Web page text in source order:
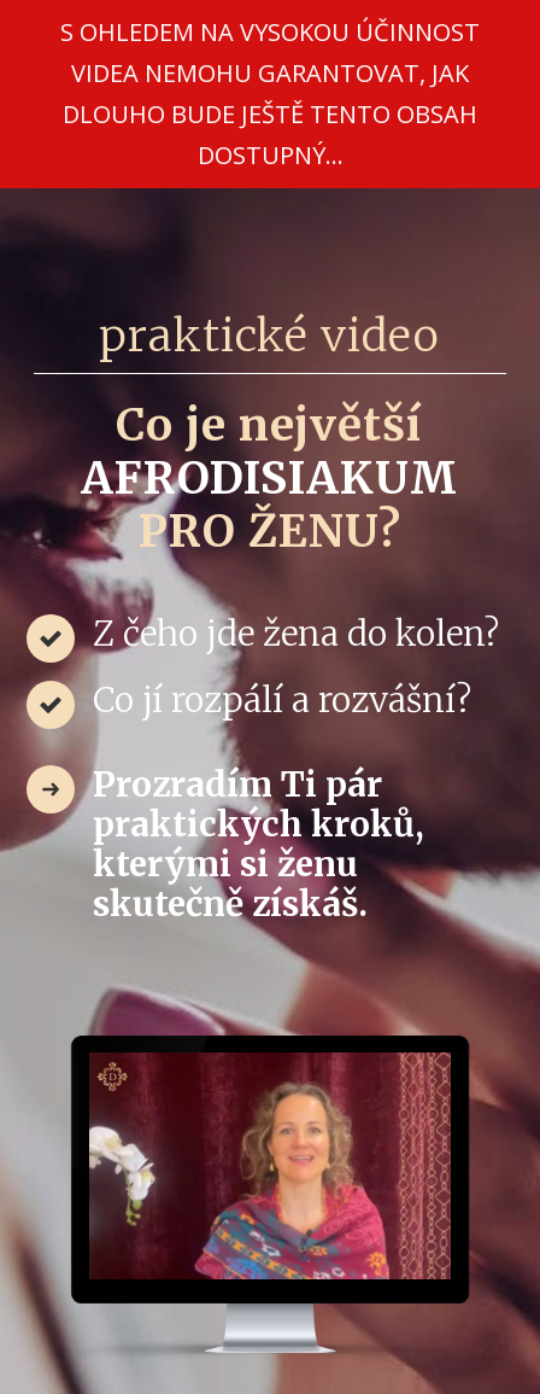
S OHLEDEM NA VYSOKOU ÚČINNOST
VIDEA NEMOHU GARANTOVAT, JAK
DLOUHO BUDE JEŠTĚ TENTO OBSAH
DOSTUPNÝ...
praktické video
Co je největší
AFRODISIAKUM
PRO ŽENU?
Z čeho jde žena do kolen?
Co jí rozpálí a rozvášní?
Prozradím Ti pár
praktických kroků,
kterými si ženu
skutečně získáš.